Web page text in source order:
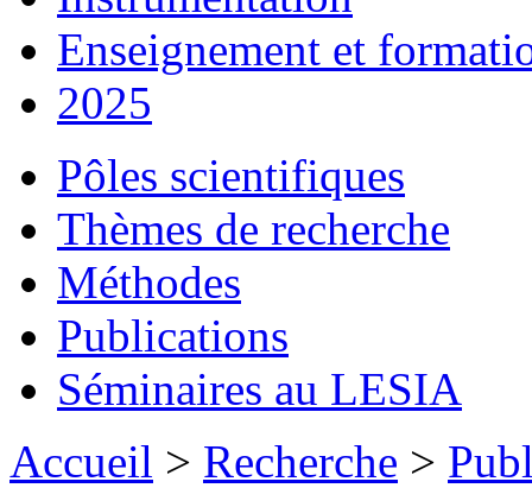
Enseignement et
2025
Pôles scientifiques
Thèmes de recherche
Méthodes
Publications
Séminaires au LESIA
Accueil > Recherche >